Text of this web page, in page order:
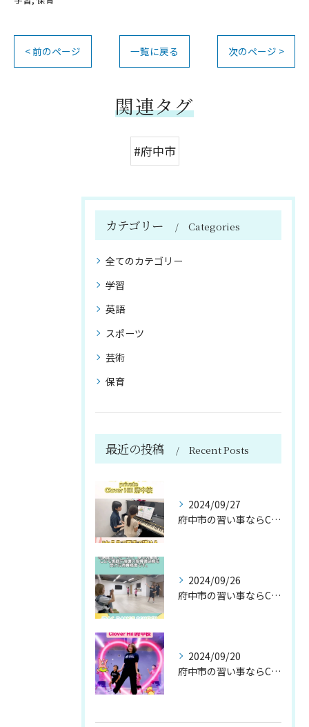
< 前のページ 一覧に戻る 次のページ >
関連タグ
#府中市
カテゴリー Categories
全てのカテゴリー
学習
英語
スポーツ
芸術
保育
最近の投稿 Recent Posts
2024/09/27
府中市の習い事ならClover Hill！約20種類のプログ...
2024/09/26
府中市の習い事ならClover Hill！約20種類のプログ...
2024/09/20
府中市の習い事ならClover Hill！約20種類のプログ...